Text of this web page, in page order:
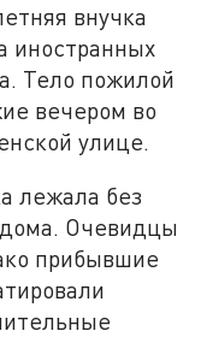
внучка
иностранных
Тело пожилой
вечером во
улице.
лежала без
дома. Очевидцы
прибывшие